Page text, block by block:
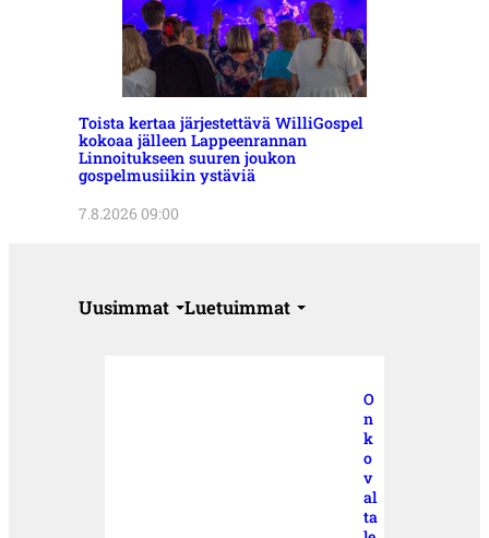
Toista kertaa järjestettävä WilliGospel
kokoaa jälleen Lappeenrannan
Linnoitukseen suuren joukon
gospelmusiikin ystäviä
7.8.2026 09:00
Uusimmat Luetuimmat
O
n
k
o
v
al
ta